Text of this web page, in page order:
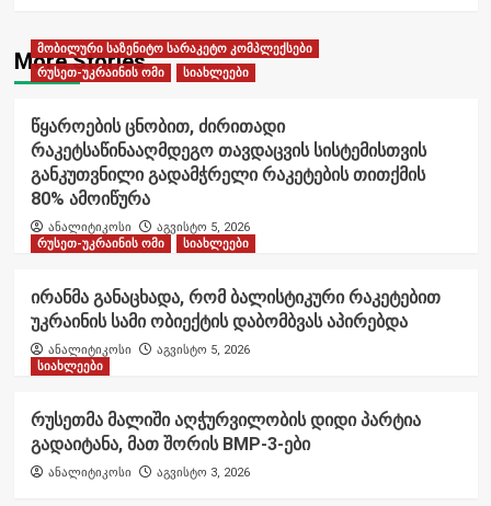
More Stories
მობილური საზენიტო სარაკეტო კომპლექსები
რუსეთ-უკრაინის ომი
სიახლეები
წყაროების ცნობით, ძირითადი
რაკეტსაწინააღმდეგო თავდაცვის სისტემისთვის
განკუთვნილი გადამჭრელი რაკეტების თითქმის
80% ამოიწურა
ანალიტიკოსი
აგვისტო 5, 2026
რუსეთ-უკრაინის ომი
სიახლეები
ირანმა განაცხადა, რომ ბალისტიკური რაკეტებით
უკრაინის სამი ობიექტის დაბომბვას აპირებდა
ანალიტიკოსი
აგვისტო 5, 2026
სიახლეები
რუსეთმა მალიში აღჭურვილობის დიდი პარტია
გადაიტანა, მათ შორის BMP-3-ები
ანალიტიკოსი აგვისტო 3, 2026